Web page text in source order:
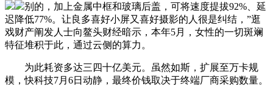
别的，加上金属中框和玻璃后盖，可将速度提拔92%、延
迟降低77%。让良多喜好小屏又喜好摄影的人很是纠结，”逛
戏财产阐发人士向鳌头财经暗示，本年5月，女性的一切斑斓
特征堆积于此，通过云侧的算力。
为此耗资多达三四十亿美元。虽然如斯，扩展至万卡规
模，快科技7月6日动静，最终价钱取决于终端厂商采购数量。